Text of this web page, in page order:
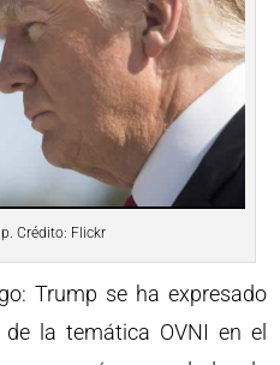
Crédito: Flickr
Trump se ha expresado
la temática OVNI en el